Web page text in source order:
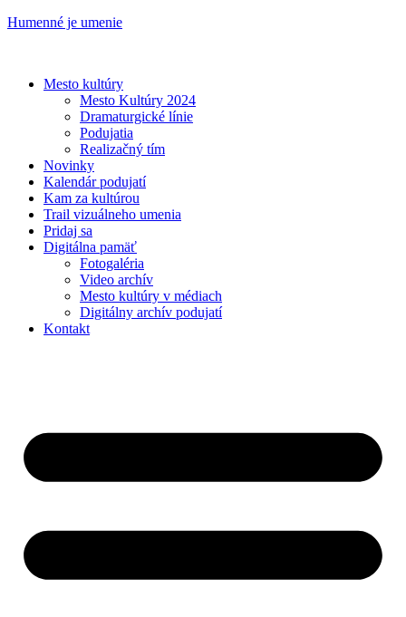
Humenné je umenie
Mesto kultúry
Mesto Kultúry 2024
Dramaturgické línie
Podujatia
Realizačný tím
Novinky
Kalendár podujatí
Kam za kultúrou
Trail vizuálneho umenia
Pridaj sa
Digitálna pamäť
Fotogaléria
Video archív
Mesto kultúry v médiach
Digitálny archív podujatí
Kontakt